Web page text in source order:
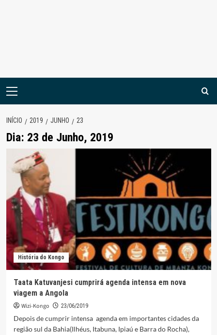
Menu
INÍCIO 2019 JUNHO 23
Dia: 23 de Junho, 2019
História do Kongo
Taata Katuvanjesi cumprirá agenda intensa em nova
viagem a Angola
Wizi-Kongo 23/06/2019
Depois de cumprir intensa agenda em importantes cidades da
região sul da Bahia(Ilhéus, Itabuna, Ipiaú e Barra do Rocha),